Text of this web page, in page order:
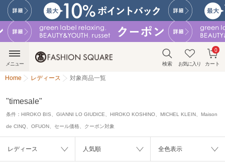
検索 お気に入り カート
0
メニュー
Home レディース 対象商品一覧
"timesale"
条件： HIROKO BIS、GIANNI LO GIUDICE、HIROKO KOSHINO、MICHEL KLEIN、Maison
de CINQ、OFUON、セール価格、クーポン対象
レディース 人気順 全色表示